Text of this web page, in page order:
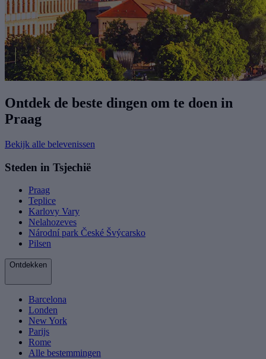
Ontdek de beste dingen om te doen in
Praag
Bekijk alle belevenissen
Steden in Tsjechië
Praag
Teplice
Karlovy Vary
Nelahozeves
Národní park České Švýcarsko
Pilsen
Ontdekken
Barcelona
Londen
New York
Parijs
Rome
Alle bestemmingen